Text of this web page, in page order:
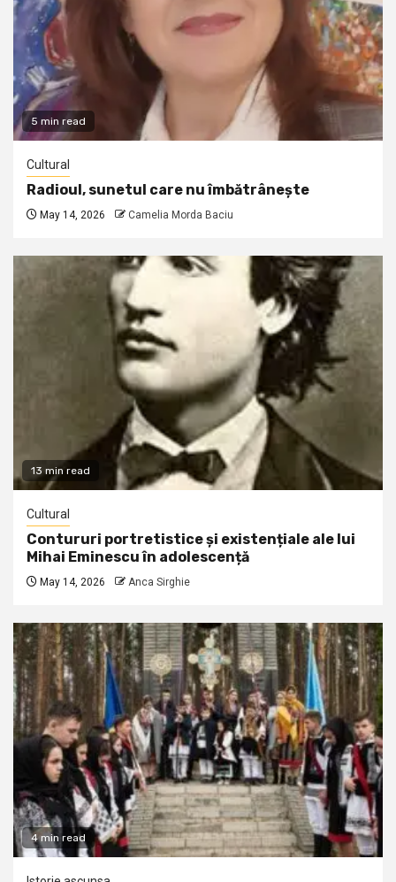
5 min read
Cultural
Radioul, sunetul care nu îmbătrânește
May 14, 2026 Camelia Morda Baciu
13 min read
Cultural
Contururi portretistice și existențiale ale lui
Mihai Eminescu în adolescență
May 14, 2026 Anca Sirghie
4 min read